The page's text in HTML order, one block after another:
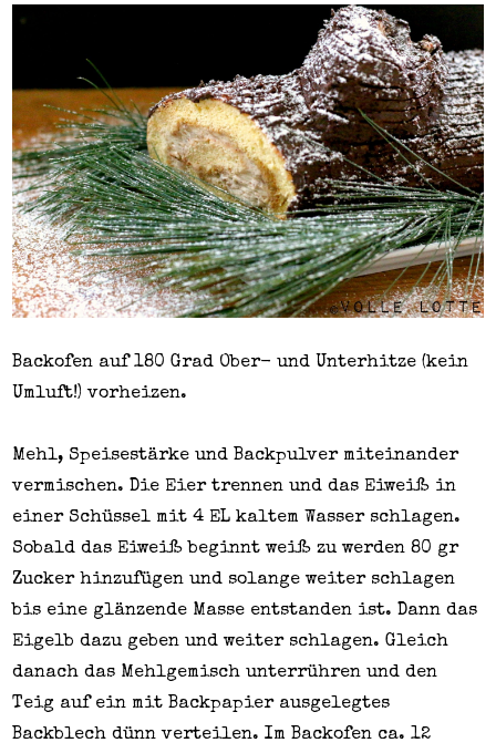
Backofen auf 180 Grad Ober- und Unterhitze (kein
Umluft!) vorheizen.
Mehl, Speisestärke und Backpulver miteinander
vermischen. Die Eier trennen und das Eiweiß in
einer Schüssel mit 4 EL kaltem Wasser schlagen.
Sobald das Eiweiß beginnt weiß zu werden 80 gr
Zucker hinzufügen und solange weiter schlagen
bis eine glänzende Masse entstanden ist. Dann das
Eigelb dazu geben und weiter schlagen. Gleich
danach das Mehlgemisch unterrühren und den
Teig auf ein mit Backpapier ausgelegtes
Backblech dünn verteilen. Im Backofen ca. 12